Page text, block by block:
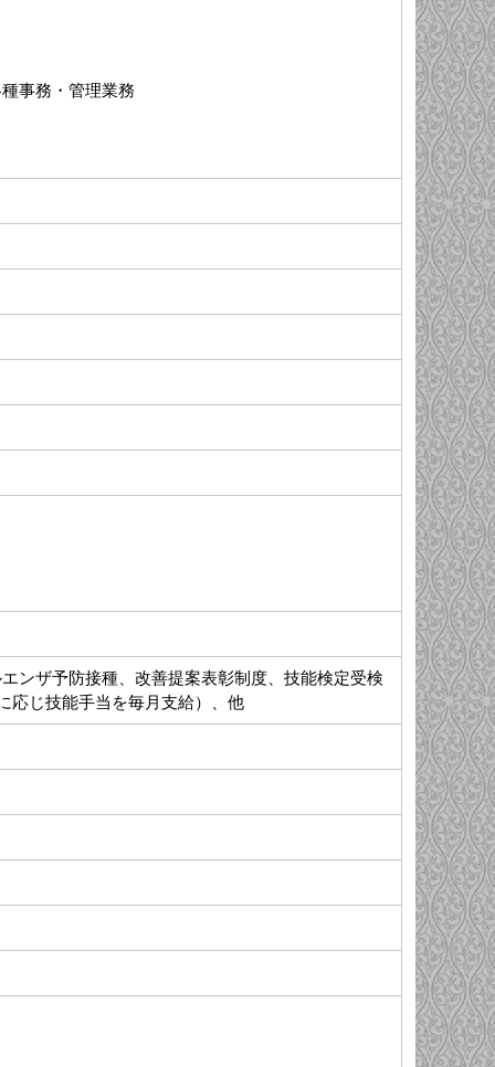
事務・管理業務
ンザ予防接種、改善提案表彰制度、技能検定受検
応じ技能手当を毎月支給）、他